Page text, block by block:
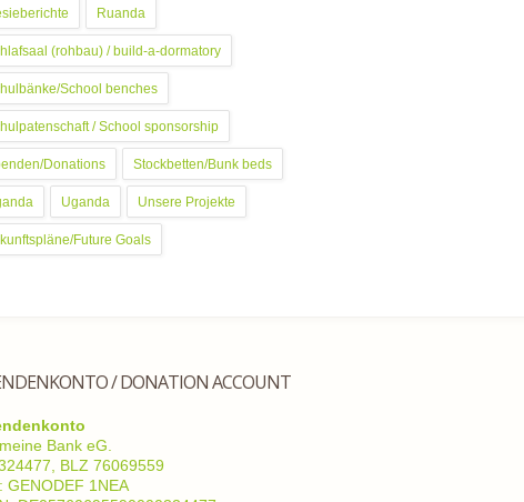
Ruanda
(rohbau) / build-a-dormatory
School benches
/ School sponsorship
Donations Stockbetten/Bunk beds
Uganda Unsere Projekte
Future Goals
/ DONATION ACCOUNT
Bank eG.
BLZ 76069559
GENODEF 1NEA